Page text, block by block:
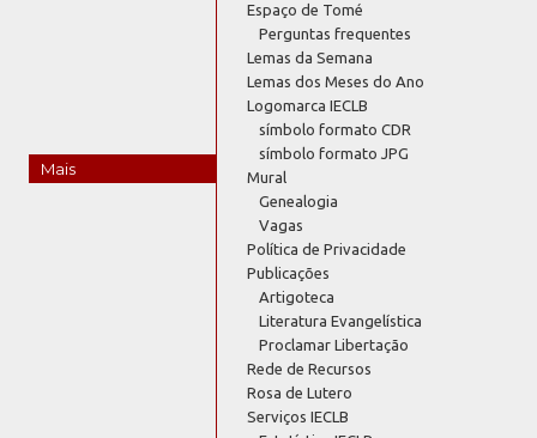
Mais
Espaço de Tomé
Perguntas frequentes
Lemas da Semana
Lemas dos Meses do Ano
Logomarca IECLB
símbolo formato CDR
símbolo formato JPG
Mural
Genealogia
Vagas
Política de Privacidade
Publicações
Artigoteca
Literatura Evangelística
Proclamar Libertação
Rede de Recursos
Rosa de Lutero
Serviços IECLB